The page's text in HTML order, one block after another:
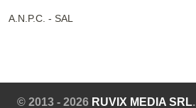
A.N.P.C. - SAL
© 2013 - 2026 RUVIX MEDIA SRL